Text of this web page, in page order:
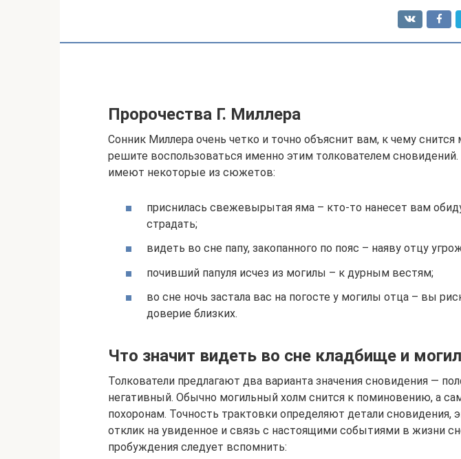
Пророчества Г. Миллера
Сонник Миллера очень четко и точно объяснит вам, к чему снится
решите воспользоваться именно этим толкователем сновидений.
имеют некоторые из сюжетов:
приснилась свежевырытая яма – кто-то нанесет вам
страдать;
видеть во сне папу, закопанного по пояс – наяву отцу
почивший папуля исчез из могилы – к дурным вестям;
во сне ночь застала вас на погосте у могилы отца – вы
доверие близких.
Что значит видеть во сне кладбище и
Толкователи предлагают два варианта значения сновидения —
негативный. Обычно могильный холм снится к поминовению, а
похоронам. Точность трактовки определяют детали сновидения,
отклик на увиденное и связь с настоящими событиями в жизни
пробуждения следует вспомнить: